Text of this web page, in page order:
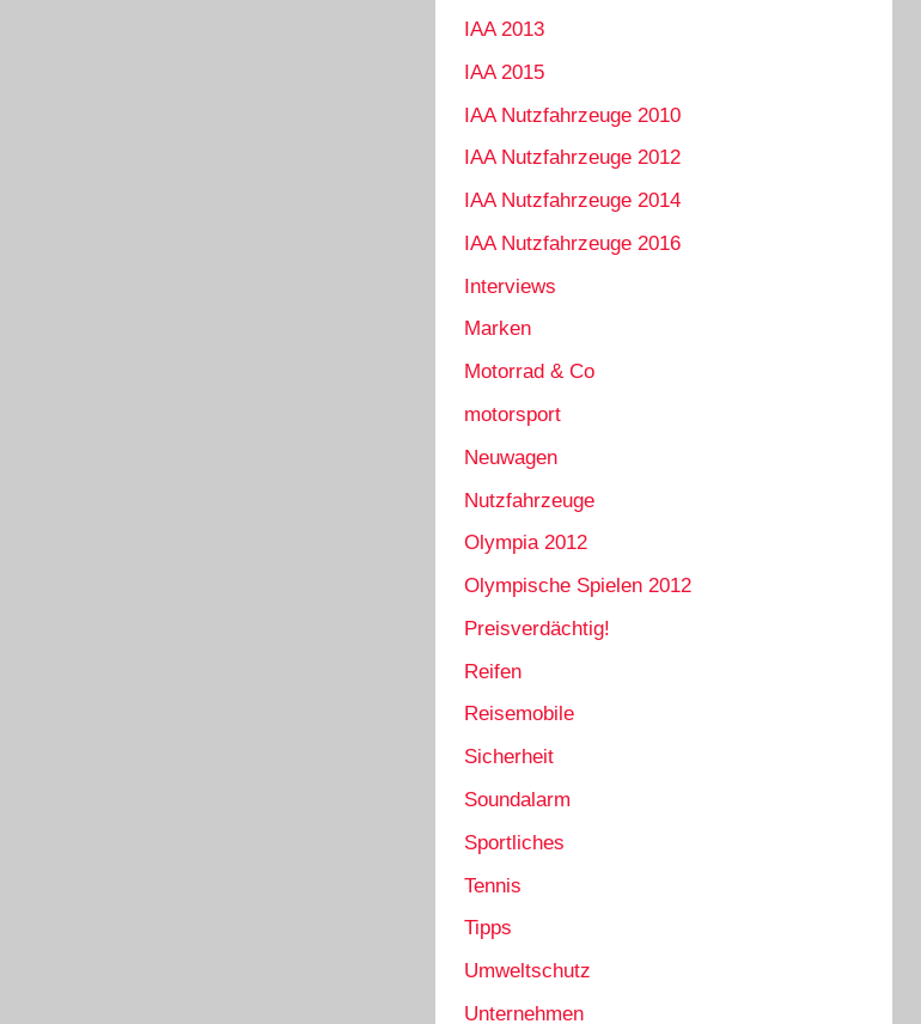
IAA 2013
IAA 2015
IAA Nutzfahrzeuge 2010
IAA Nutzfahrzeuge 2012
IAA Nutzfahrzeuge 2014
IAA Nutzfahrzeuge 2016
Interviews
Marken
Motorrad & Co
motorsport
Neuwagen
Nutzfahrzeuge
Olympia 2012
Olympische Spielen 2012
Preisverdächtig!
Reifen
Reisemobile
Sicherheit
Soundalarm
Sportliches
Tennis
Tipps
Umweltschutz
Unternehmen